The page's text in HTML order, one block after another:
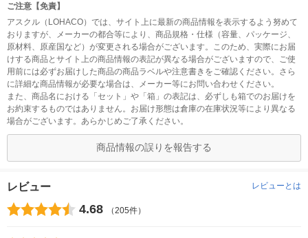
ご注意【免責】
アスクル（LOHACO）では、サイト上に最新の商品情報を表示するよう努めて
おりますが、メーカーの都合等により、商品規格・仕様（容量、パッケージ、
原材料、原産国など）が変更される場合がございます。このため、実際にお届
けする商品とサイト上の商品情報の表記が異なる場合がございますので、ご使
用前には必ずお届けした商品の商品ラベルや注意書きをご確認ください。さら
に詳細な商品情報が必要な場合は、メーカー等にお問い合わせください。
また、商品名における「セット」や「箱」の表記は、必ずしも箱でのお届けを
お約束するものではありません。お届け形態は倉庫の在庫状況等により異なる
場合がございます。あらかじめご了承ください。
商品情報の誤りを報告する
レビュー レビューとは
4.68 （205件）